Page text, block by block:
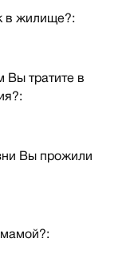
в жилище?:
Вы тратите в
Вы прожили